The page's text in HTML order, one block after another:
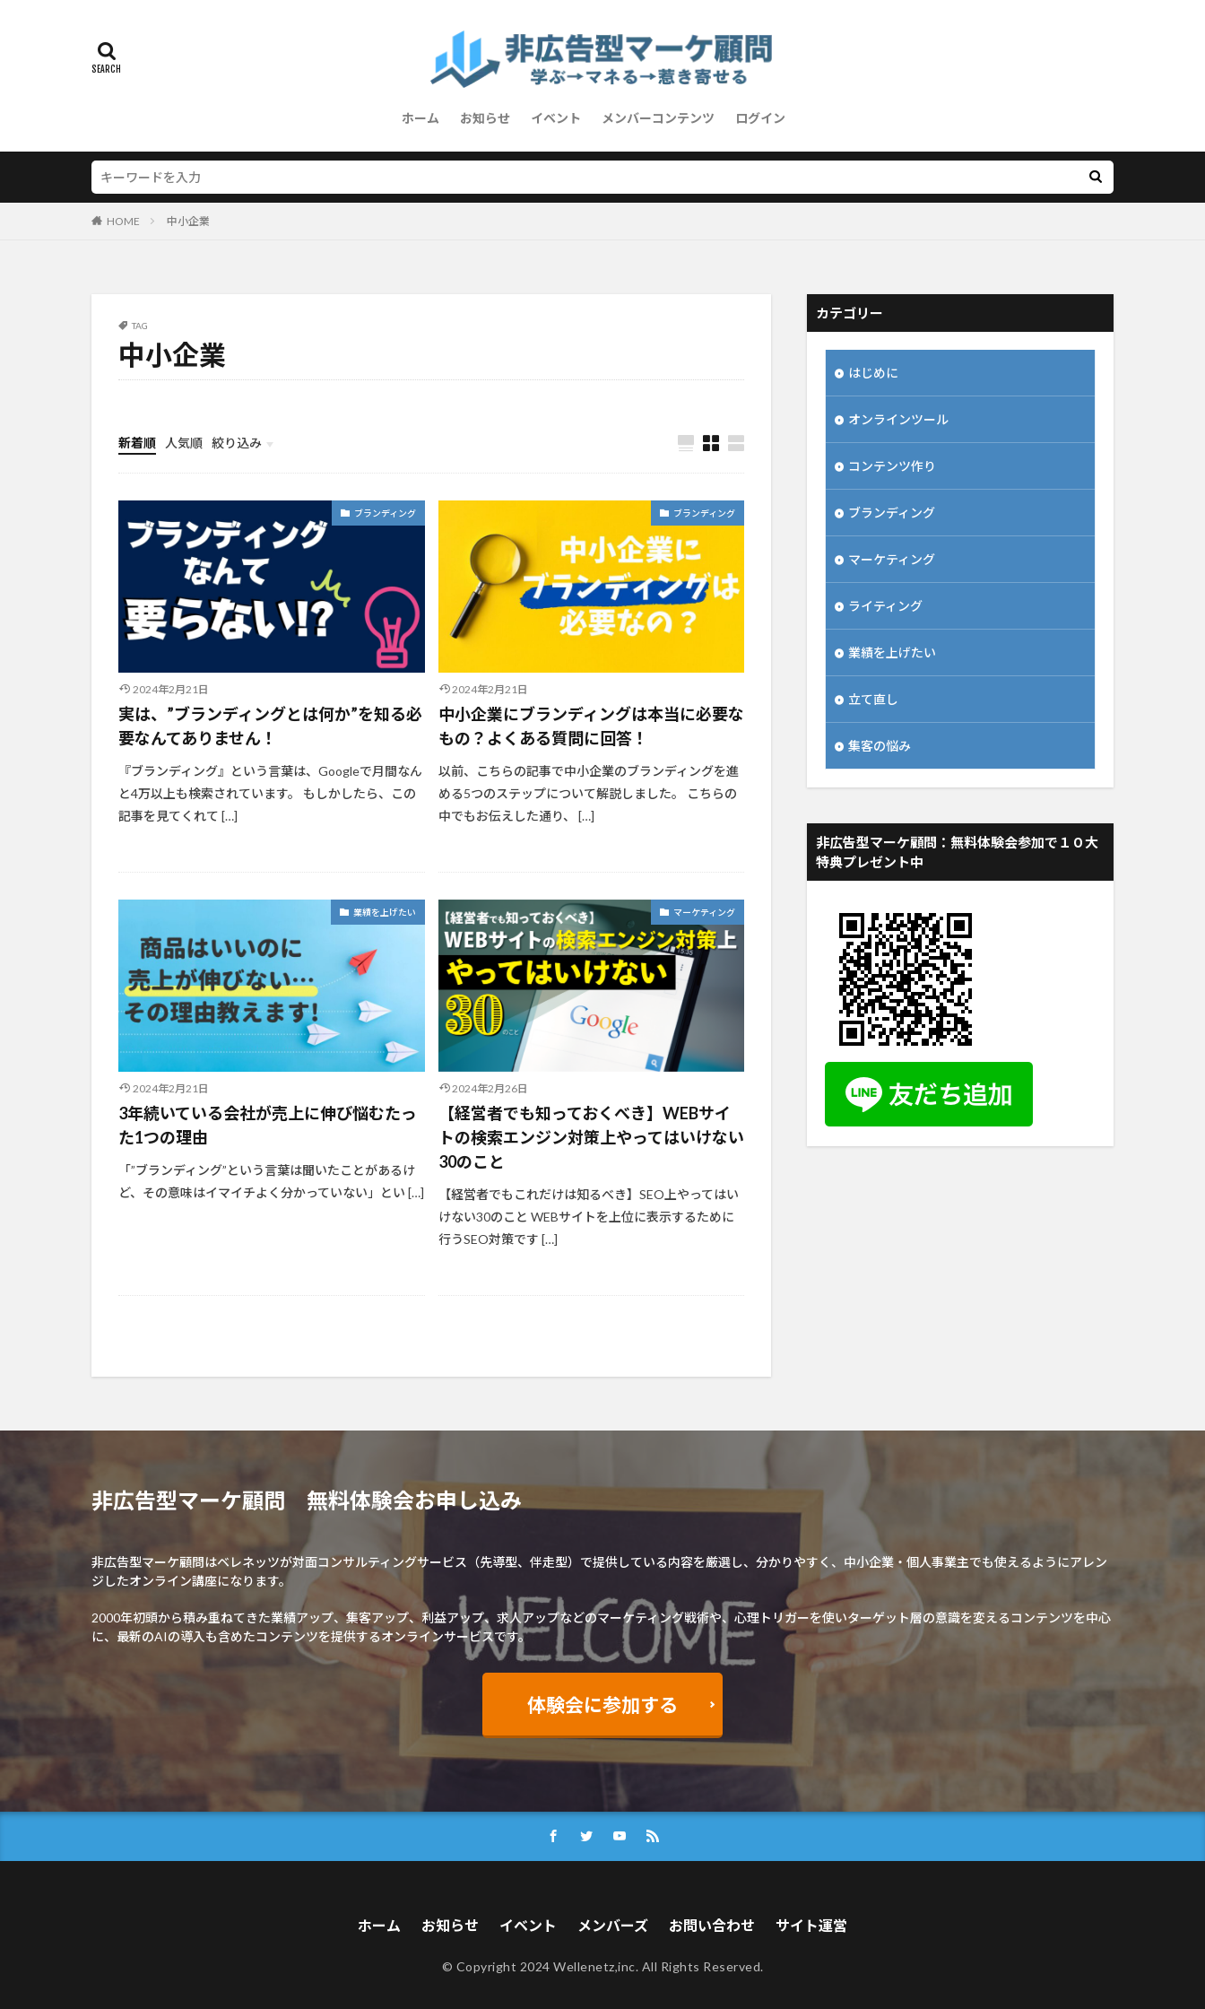
ホーム お知らせ イベント メンバーコンテンツ ログイン
HOME 中小企業
TAG
中小企業
新着順 人気順 絞り込み
イベント
ブランディング
2024年2月21日
実は、”ブランディングとは何か”を知る必
要なんてありません！
『ブランディング』という言葉は、Googleで月間なん
と4万以上も検索されています。 もしかしたら、この
記事を見てくれて […]
ブランディング
2024年2月21日
中小企業にブランディングは本当に必要な
もの？よくある質問に回答！
以前、こちらの記事で中小企業のブランディングを進
める5つのステップについて解説しました。 こちらの
中でもお伝えした通り、 […]
業績を上げたい
2024年2月21日
3年続いている会社が売上に伸び悩むたっ
た1つの理由
「”ブランディング”という言葉は聞いたことがあるけ
ど、その意味はイマイチよく分かっていない」とい […]
マーケティング
2024年2月26日
【経営者でも知っておくべき】WEBサイ
トの検索エンジン対策上やってはいけない
30のこと
【経営者でもこれだけは知るべき】SEO上やってはい
けない30のこと WEBサイトを上位に表示するために
行うSEO対策です […]
カテゴリー
はじめに
オンラインツール
コンテンツ作り
ブランディング
マーケティング
ライティング
業績を上げたい
立て直し
集客の悩み
非広告型マーケ顧問：無料体験会参加で１０大
特典プレゼント中
非広告型マーケ顧問 無料体験会お申し込み
非広告型マーケ顧問はベレネッツが対面コンサルティングサービス（先導型、伴走型）で提供している内容を厳選し、分かりやすく、中小企業・個人事業主でも使えるようにアレン
ジしたオンライン講座になります。
2000年初頭から積み重ねてきた業績アップ、集客アップ、利益アップ、求人アップなどのマーケティング戦術や、心理トリガーを使いターゲット層の意識を変えるコンテンツを中心
に、最新のAIの導入も含めたコンテンツを提供するオンラインサービスです。
体験会に参加する
ホーム お知らせ イベント メンバーズ お問い合わせ サイト運営
© Copyright 2024 Wellenetz,inc. All Rights Reserved.